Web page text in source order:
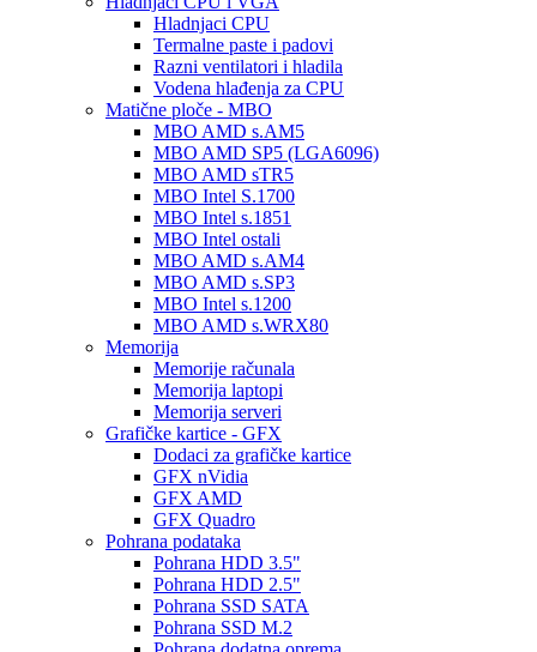
Hladnjaci CPU
Termalne paste i padovi
Razni ventilatori i hladila
Vodena hlađenja za CPU
Matične ploče - MBO
MBO AMD s.AM5
MBO AMD SP5 (LGA6096)
MBO AMD sTR5
MBO Intel S.1700
MBO Intel s.1851
MBO Intel ostali
MBO AMD s.AM4
MBO AMD s.SP3
MBO Intel s.1200
MBO AMD s.WRX80
Memorija
Memorije računala
Memorija laptopi
Memorija serveri
Grafičke kartice - GFX
Dodaci za grafičke kartice
GFX nVidia
GFX AMD
GFX Quadro
Pohrana podataka
Pohrana HDD 3.5"
Pohrana HDD 2.5"
Pohrana SSD SATA
Pohrana SSD M.2